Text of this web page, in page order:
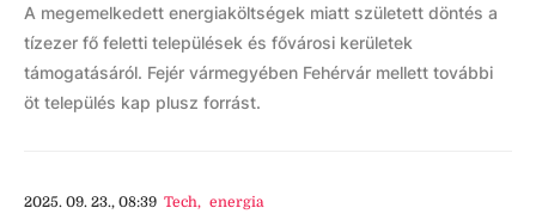
A megemelkedett energiaköltségek miatt született döntés a
tízezer fő feletti települések és fővárosi kerületek
támogatásáról. Fejér vármegyében Fehérvár mellett további
öt település kap plusz forrást.
2025. 09. 23., 08:39 Tech, energia